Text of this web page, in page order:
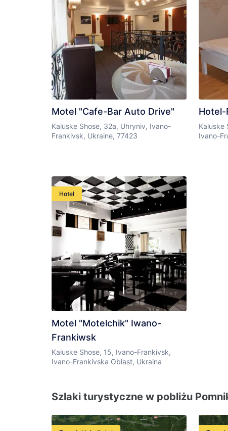
Motel "Cafe-Bar Auto Drive"
Kaluske Shose, 32a, Uhryniv, Ivano-
Frankivsk, Ukraine, 77423
Hotel-
Kaluske
Ivano-
Hotel
Motel "Motelchik" Iwano-
Frankiwsk
Kaluske Shose, 15, Ivano-Frankivsk,
Ivano-Frankivska Oblast, Ukraina
Szlaki turystyczne w pobliżu